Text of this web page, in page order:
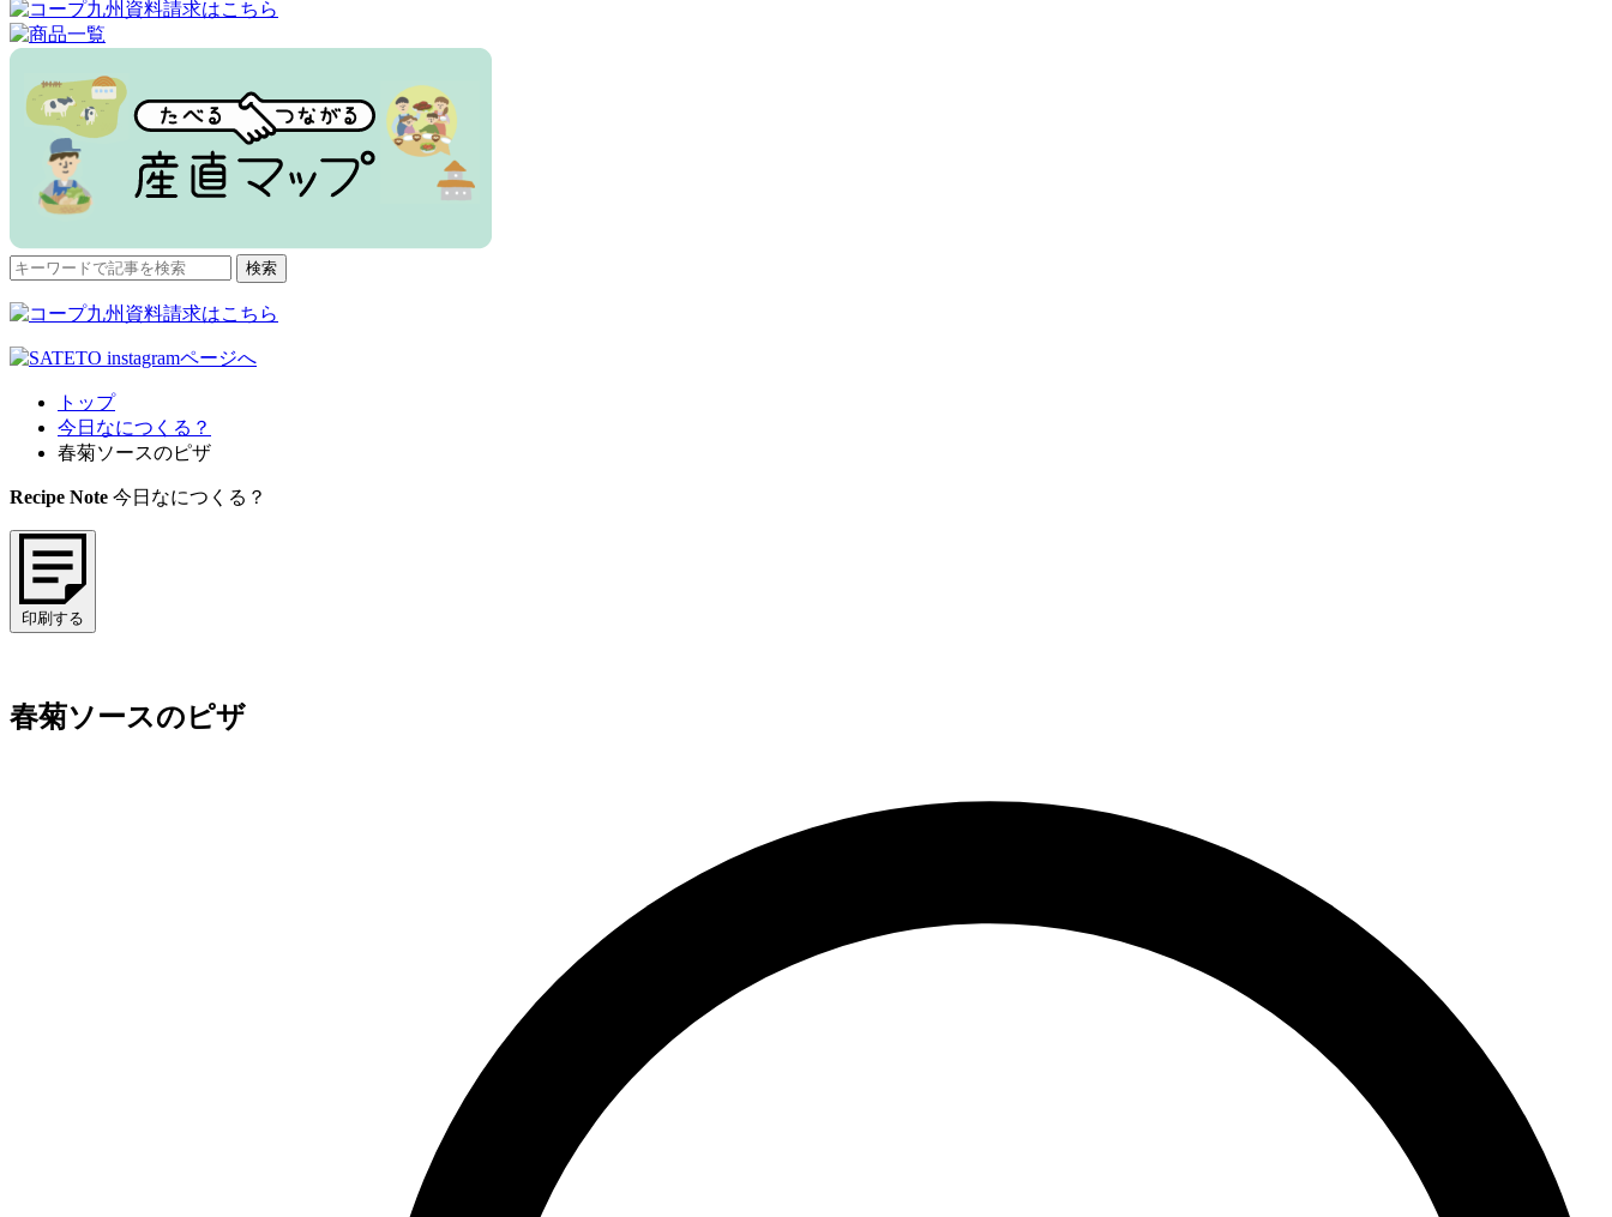
検
対
検索
トップ
今日なにつくる？
春菊ソースのピザ
Recipe Note 今日なにつくる？
印刷する
春菊ソースのピザ